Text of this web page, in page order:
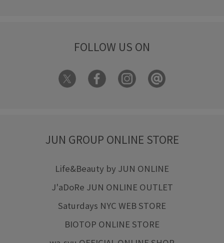
FOLLOW US ON
JUN GROUP ONLINE STORE
Life&Beauty by JUN ONLINE
J'aDoRe JUN ONLINE OUTLET
Saturdays NYC WEB STORE
BIOTOP ONLINE STORE